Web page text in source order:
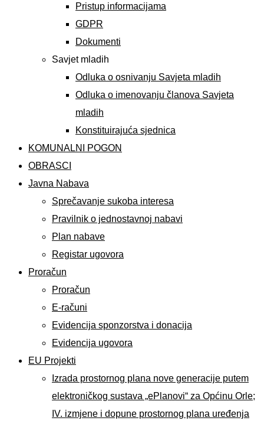
Pristup informacijama
GDPR
Dokumenti
Savjet mladih
Odluka o osnivanju Savjeta mladih
Odluka o imenovanju članova Savjeta
mladih
Konstituirajuća sjednica
KOMUNALNI POGON
OBRASCI
Javna Nabava
Sprečavanje sukoba interesa
Pravilnik o jednostavnoj nabavi
Plan nabave
Registar ugovora
Proračun
Proračun
E-računi
Evidencija sponzorstva i donacija
Evidencija ugovora
EU Projekti
Izrada prostornog plana nove generacije putem
elektroničkog sustava „ePlanovi“ za Općinu Orle;
IV. izmjene i dopune prostornog plana uređenja